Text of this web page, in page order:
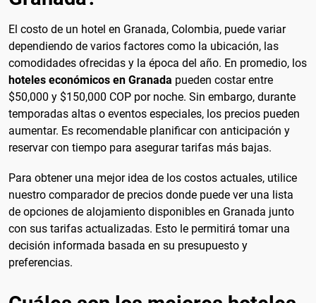
El costo de un hotel en Granada, Colombia, puede variar
dependiendo de varios factores como la ubicación, las
comodidades ofrecidas y la época del año. En promedio, los
hoteles económicos en Granada pueden costar entre
$50,000 y $150,000 COP por noche. Sin embargo, durante
temporadas altas o eventos especiales, los precios pueden
aumentar. Es recomendable planificar con anticipación y
reservar con tiempo para asegurar tarifas más bajas.
Para obtener una mejor idea de los costos actuales, utilice
nuestro comparador de precios donde puede ver una lista
de opciones de alojamiento disponibles en Granada junto
con sus tarifas actualizadas. Esto le permitirá tomar una
decisión informada basada en su presupuesto y
preferencias.